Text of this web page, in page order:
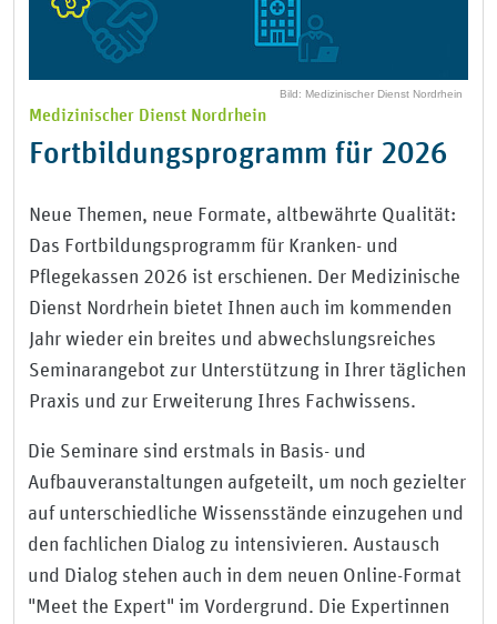
Bild: Medizinischer Dienst Nordrhein
Medizinischer Dienst Nordrhein
Fortbildungsprogramm für 2026
Neue Themen, neue Formate, altbewährte Qualität:
Das Fortbildungsprogramm für Kranken- und
Pflegekassen 2026 ist erschienen. Der Medizinische
Dienst Nordrhein bietet Ihnen auch im kommenden
Jahr wieder ein breites und abwechslungsreiches
Seminarangebot zur Unterstützung in Ihrer täglichen
Praxis und zur Erweiterung Ihres Fachwissens.
Die Seminare sind erstmals in Basis- und
Aufbauveranstaltungen aufgeteilt, um noch gezielter
auf unterschiedliche Wissensstände einzugehen und
den fachlichen Dialog zu intensivieren. Austausch
und Dialog stehen auch in dem neuen Online-Format
"Meet the Expert" im Vordergrund. Die Expertinnen